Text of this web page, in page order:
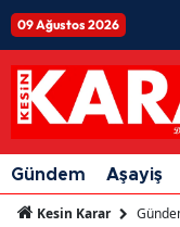
09 Ağustos 2026
Gündem Aşayiş
Kesin Karar